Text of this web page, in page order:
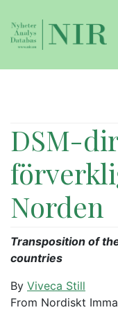
DSM-
Norden
Transposition of
countries
By Viveca Still
From Nordiskt